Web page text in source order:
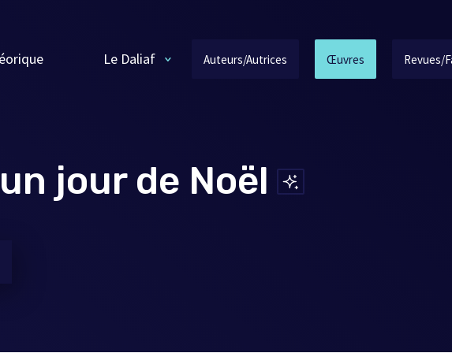
Le Daliaf Auteurs/Autrices Œuvres Revues/
jour de Noël